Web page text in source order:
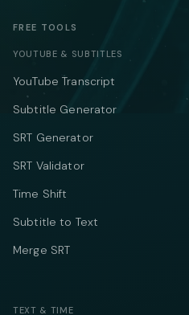
FREE TOOLS
YOUTUBE & SUBTITLES
YouTube Transcript
Subtitle Generator
SRT Generator
SRT Validator
Time Shift
Subtitle to Text
Merge SRT
TEXT & TIME